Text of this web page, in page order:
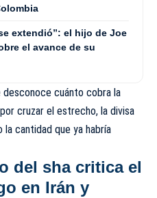
extendió”: el hijo de Joe
el avance de su
desconoce cuánto cobra la
cruzar el estrecho, la divisa
la cantidad que ya habría
del sha critica el
en Irán y